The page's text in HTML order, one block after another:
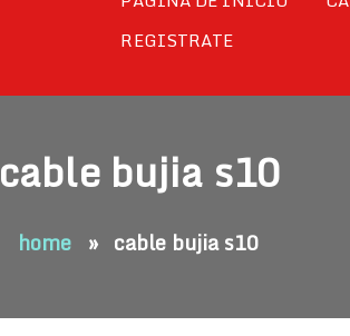
REGISTRATE
cable bujia s10
home » cable bujia s10